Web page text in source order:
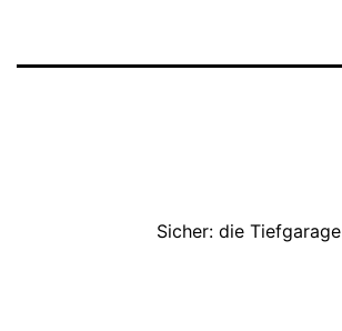
Sicher: die Tiefgarage